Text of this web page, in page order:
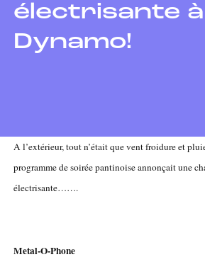
électrisante à
Dynamo!
A l’extérieur, tout n’était que vent froidure et
programme de soirée pantinoise annonçait une
électrisante…….
Metal-O-Phone